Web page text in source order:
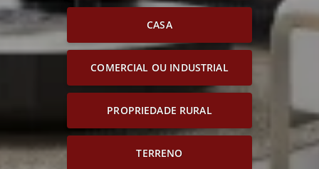
CASA
COMERCIAL OU INDUSTRIAL
PROPRIEDADE RURAL
TERRENO